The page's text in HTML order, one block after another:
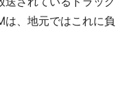
は、地元ではこれに負